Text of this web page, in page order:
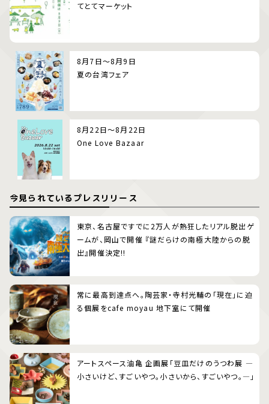
てとてマーケット
8月7日～8月9日
夏の台湾フェア
8月22日～8月22日
One Love Bazaar
今見られているプレスリリース
東京、名古屋ですでに2万人が熱狂したリアル脱出ゲ
ームが、岡山で開催 『謎だらけの南極大陸からの脱
出』開催決定!!
常に最高到達点へ。陶芸家・寺村光輔の「現在」に迫
る個展をcafe moyau 地下室にて開催
アートスペース油亀 企画展「豆皿だけのうつわ展 ―
小さいけど、すごいやつ。小さいから、すごいやつ。―」